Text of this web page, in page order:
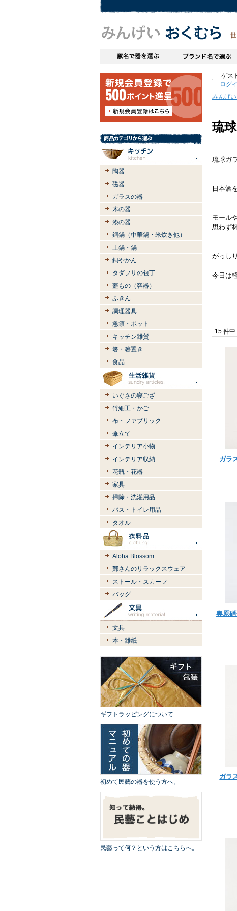
陶器
磁器
ガラスの器
木の器
漆の器
銅鍋（中華鍋・米炊き他）
土鍋・鍋
銅やかん
タダフサの包丁
蓋もの（容器）
ふきん
調理器具
急須・ポット
キッチン雑貨
箸・箸置き
食品
いぐさの寝ござ
竹細工・かご
布・ファブリック
傘立て
インテリア小物
インテリア収納
花瓶・花器
家具
掃除・洗濯用品
バス・トイレ用品
タオル
Aloha Blossom
鄭さんのリラックスウェア
ストール・スカーフ
バッグ
文具
本・雑紙
ギフトラッピングについて
初めて民藝の器を使う方へ。
民藝って何？という方はこちらへ。
ゲス
ログ
みんげ
琉
琉球ガ
日本酒
モール
思わず
がっし
今日は
15 件
ガラ
奥原
ガラ